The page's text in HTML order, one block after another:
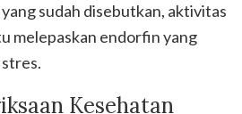
sudah disebutkan, aktivitas
melepaskan endorfin yang
Kesehatan